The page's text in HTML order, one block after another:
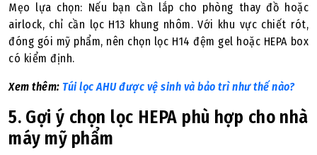
Mẹo lựa chọn: Nếu bạn cần lắp cho phòng thay đồ hoặc
airlock, chỉ cần lọc H13 khung nhôm. Với khu vực chiết rót,
đóng gói mỹ phẩm, nên chọn lọc H14 đệm gel hoặc HEPA box
có kiểm định.
Xem thêm: Túi lọc AHU được vệ sinh và bảo trì như thế nào?
5. Gợi ý chọn lọc HEPA phù hợp cho nhà
máy mỹ phẩm